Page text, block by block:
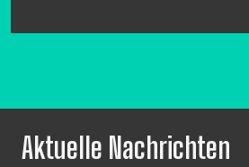
Aktuelle Nachrichten